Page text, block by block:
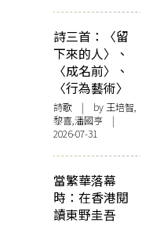
詩三首：〈留
下來的人〉、
〈成名前〉、
〈行為藝術〉
詩歌 | by 王培智,
黎喜,潘國亨 |
2026-07-31
當繁華落幕
時：在香港閱
讀東野圭吾